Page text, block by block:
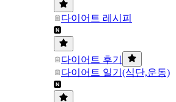
다이어트 레시피
다이어트 후기
다이어트 일기(식단,운동)